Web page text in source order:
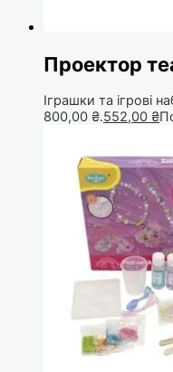
Проектор
Іграшки та ігрові
800,00 ₴.552,00 ₴